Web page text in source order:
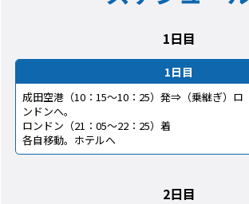
1日目
1日目
成田空港（10：15～10：25）発⇒（乗継ぎ）ロ
ンドンへ。
ロンドン（21：05～22：25）着
各自移動。ホテルへ
2日目